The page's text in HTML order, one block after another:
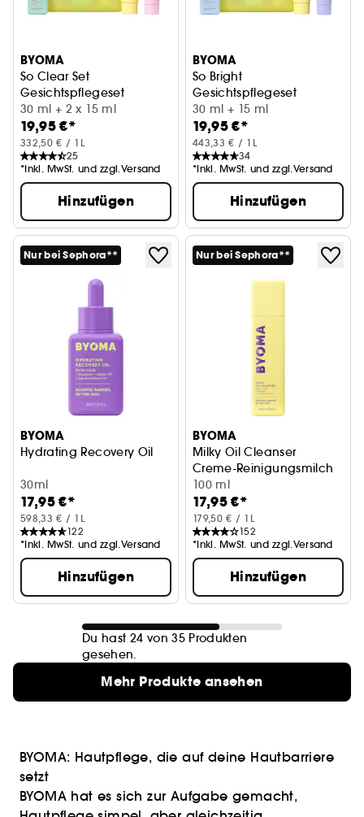
BYOMA
So Clear Set
Gesichtspflegeset
30 ml + 2 x 15 ml
19,95 €*
332,50 € / 1L
25
*Inkl. MwSt. und zzgl.Versand
Hinzufügen
BYOMA
So Bright
Gesichtspflegeset
30 ml + 15 ml
19,95 €*
443,33 € / 1L
34
*Inkl. MwSt. und zzgl.Versand
Hinzufügen
Nur bei Sephora**
BYOMA
Hydrating Recovery Oil
30ml
17,95 €*
598,33 € / 1L
122
*Inkl. MwSt. und zzgl.Versand
Hinzufügen
Nur bei Sephora**
BYOMA
Milky Oil Cleanser
Creme-Reinigungsmilch
100 ml
17,95 €*
179,50 € / 1L
152
*Inkl. MwSt. und zzgl.Versand
Hinzufügen
Du hast 24 von 35 Produkten
gesehen.
Mehr Produkte ansehen
BYOMA: Hautpflege, die auf deine Hautbarriere
setzt
BYOMA hat es sich zur Aufgabe gemacht,